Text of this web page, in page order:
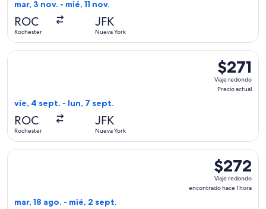
mar, 3 nov. - mié, 11 nov.
ROC
Rochester
JFK
Nueva York
$271
Viaje
redondo,
$271
Viaje redondo
Precio actual
vie, 4 sept. - lun, 7 sept.
ROC
Rochester
JFK
Nueva York
Seleccionar vuelo de Delta, con salida el vie, 4 sept. desde
$272
Viaje
redondo,
$272
Viaje redondo
encontrado hace 1 hora
mar, 18 ago. - mié, 2 sept.
Seleccionar vuelo de American Airlines, con salida el mar,